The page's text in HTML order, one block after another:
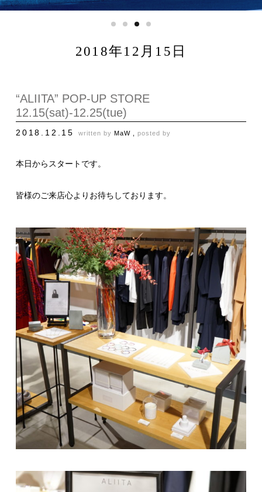
2018年12月15日
“ALIITA” POP-UP STORE
12.15(sat)-12.25(tue)
2018.12.15 written by MaW , posted by
本日からスタートです。
皆様のご来店心よりお待ちしております。